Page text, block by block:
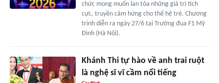
chức mong muốn lan tỏa những giá trị tích
cực, truyền cảm hứng cho thế hệ trẻ. Chương
trình diễn ra ngày 27/6 tại Trường đua F1 Mỹ
Đình (Hà Nội).
Khánh Thi tự hào về anh trai ruột
là nghệ sĩ vĩ cầm nổi tiếng